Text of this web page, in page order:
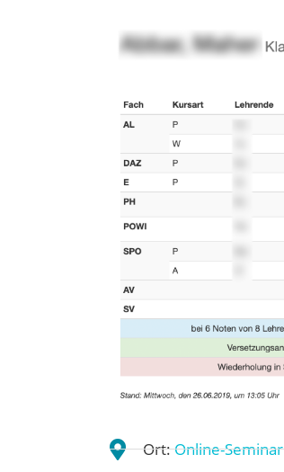
Ort:Online-Seminar